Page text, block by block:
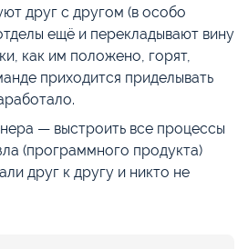
друг с другом (в особо
ещё и перекладывают вину
как им положено, горят,
приходится приделывать
— выстроить все процессы
(программного продукта)
друг к другу и никто не